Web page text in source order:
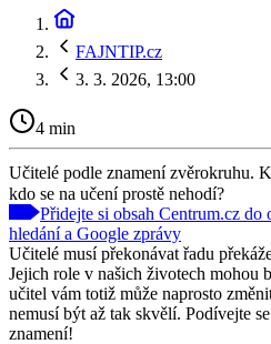
FAJNTIP.cz
3. 3. 2026, 13:00
4 min
Učitelé podle znamení zvěrokruhu.
kdo se na učení prostě nehodí?
Přidejte si obsah Centrum.cz
hledání a Google zprávy
Učitelé musí překonávat řadu
Jejich role v našich životech mohou
učitel vám totiž může naprosto
nemusí být až tak skvělí. Podívejte
znamení!